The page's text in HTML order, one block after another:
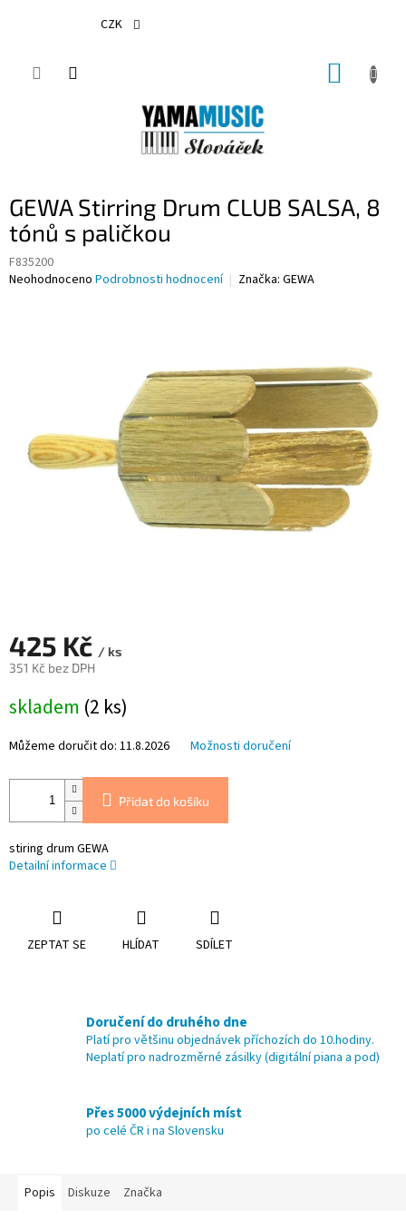
CZK
GEWA Stirring Drum CLUB SALSA, 8
tónů s paličkou
F835200
Průměrné
Neohodnoceno Podrobnosti hodnocení Značka: GEWA
425 Kč / ks
351 Kč bez DPH
cena:
skladem (2 ks)
Můžeme doručit do: 11.8.2026 Možnosti doručení
Přidat do košíku
stiring drum GEWA
Detailní informace
ZEPTAT SE HLÍDAT SDÍLET
Doručení do druhého dne
Platí pro většinu objednávek příchozích do 10.hodiny.
Neplatí pro nadrozměrné zásilky (digitální piana a pod)
Přes 5000 výdejních míst
po celé ČR i na Slovensku
Popis Diskuze Značka